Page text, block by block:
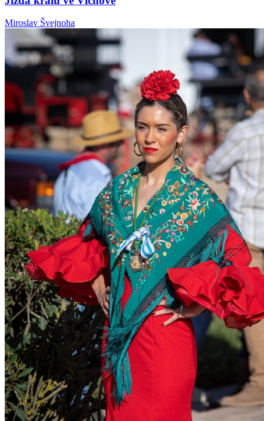
Miroslav Švejnoha